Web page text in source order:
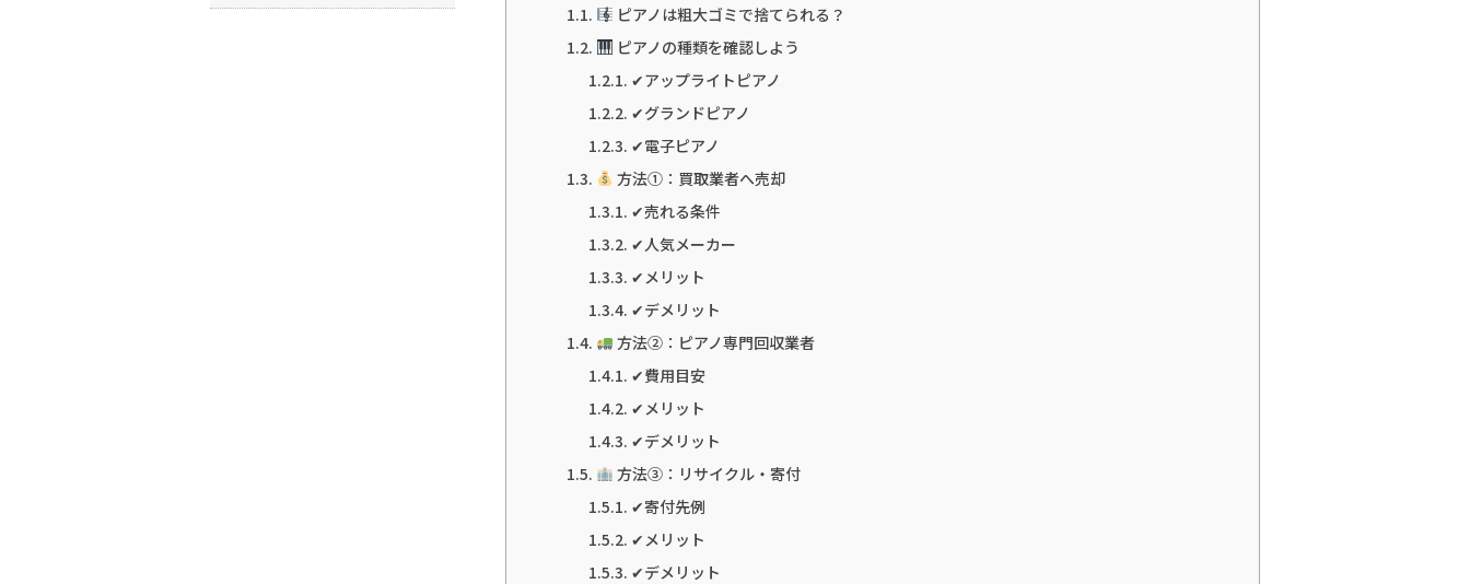
ピアノは粗大ゴミで捨てられる？
ピアノの種類を確認しよう
✔アップライトピアノ
✔グランドピアノ
✔電子ピアノ
方法①：買取業者へ売却
✔売れる条件
✔人気メーカー
✔メリット
✔デメリット
方法②：ピアノ専門回収業者
✔費用目安
✔メリット
✔デメリット
方法③：リサイクル・寄付
✔寄付先例
✔メリット
✔デメリット